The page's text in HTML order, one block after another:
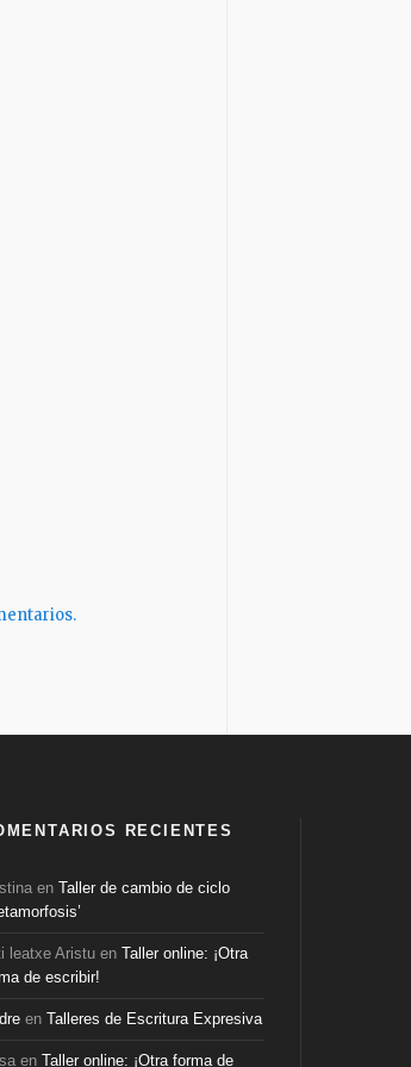
RECIENTES
en Taller de cambio de ciclo
leatxe Aristu en Taller online: ¡Otra
de escribir!
en Talleres de Escritura Expresiva
en Taller online: ¡Otra forma de